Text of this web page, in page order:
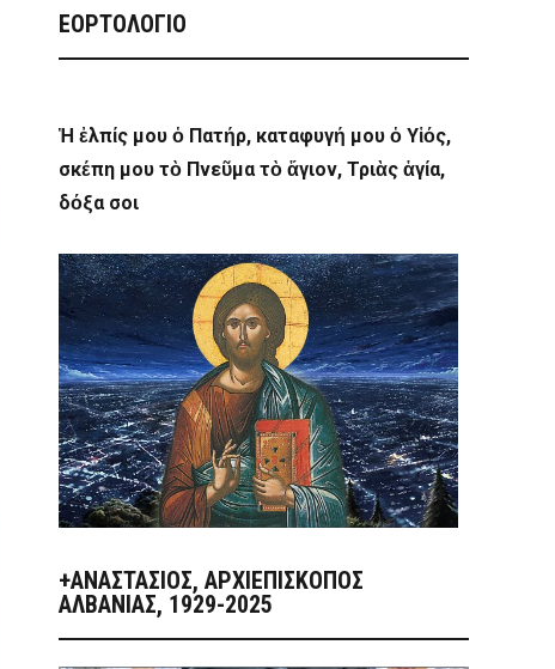
ΕΟΡΤΟΛΟΓΙΟ
Ἡ ἐλπίς μου ὁ Πατήρ, καταφυγή μου ὁ Υἱός,
σκέπη μου τὸ Πνεῦμα τὸ ἅγιον, Τριὰς ἁγία,
δόξα σοι
+ΑΝΑΣΤΆΣΙΟΣ, ΑΡΧΙΕΠΊΣΚΟΠΟΣ
ΑΛΒΑΝΊΑΣ, 1929-2025